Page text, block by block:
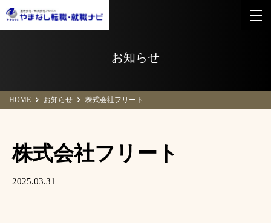
お知らせ
HOME お知らせ 株式会社フリート
株式会社フリート
2025.03.31